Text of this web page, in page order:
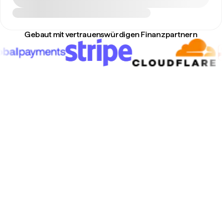
Gebaut mit vertrauenswürdigen Finanzpartnern